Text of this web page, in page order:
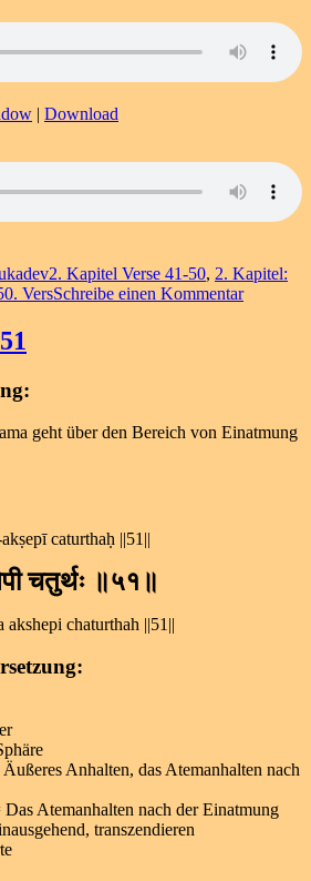
| Download
Kategorien
2. Kapitel Verse 41-50, 2. Kapitel:
VersSchreibe einen Kommentarzu
geht über den Bereich von Einatmung
caturthaḥ ||51||
चतुर्थः ॥५१॥
akshepi chaturthah ||51||
Anhalten, das Atemanhalten nach
Atemanhalten nach der Einatmung
transzendieren